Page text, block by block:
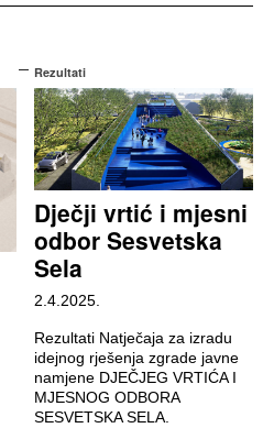
Rezultati
Dječji vrtić i mjesni
odbor Sesvetska
Sela
2.4.2025.
Rezultati Natječaja za izradu
idejnog rješenja zgrade javne
namjene DJEČJEG VRTIĆA I
MJESNOG ODBORA
SESVETSKA SELA.